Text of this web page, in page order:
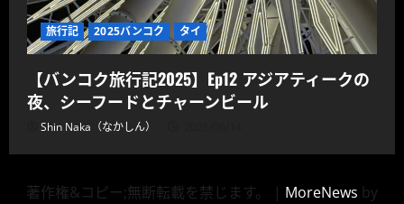
旅行記 2025バンコク タイ
【バンコク旅行記2025】Ep12 アジアティークの
夜、シーフードとチャーンビール
Shin Naka（なかしん）
著作権&コピー;無断転載を禁じます。 | MoreNews by